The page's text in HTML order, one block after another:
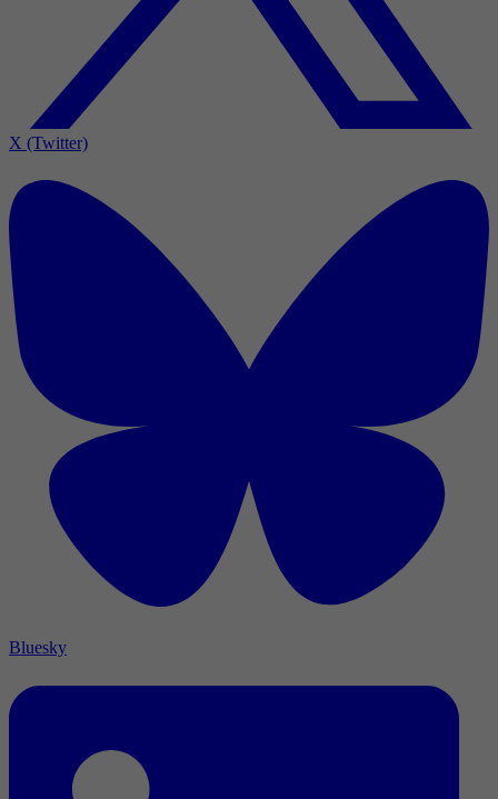
X (Twitter)
Bluesky